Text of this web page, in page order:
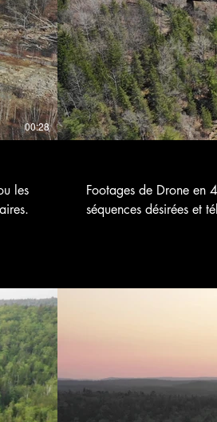
00:28
les
Footages de Drone
séquences désirées et